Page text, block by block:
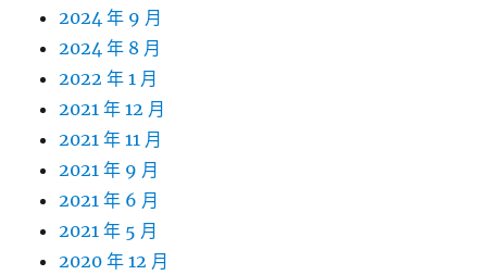
2024 年 9 月
2024 年 8 月
2022 年 1 月
2021 年 12 月
2021 年 11 月
2021 年 9 月
2021 年 6 月
2021 年 5 月
2020 年 12 月